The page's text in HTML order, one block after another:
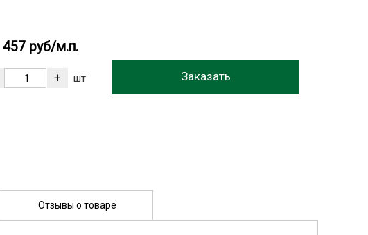
457 руб/м.п.
шт
Отзывы о товаре